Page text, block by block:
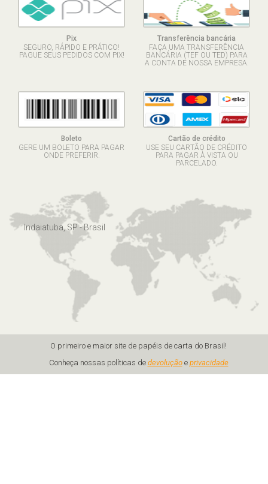
Pix
SEGURO, RÁPIDO E PRÁTICO!
PAGUE SEUS PEDIDOS COM PIX!
Transferência bancária
FAÇA UMA TRANSFERÊNCIA
BANCÁRIA (TEF OU TED) PARA
A CONTA DE NOSSA EMPRESA.
Boleto
GERE UM BOLETO PARA PAGAR
ONDE PREFERIR.
Cartão de crédito
USE SEU CARTÃO DE CRÉDITO
PARA PAGAR À VISTA OU
PARCELADO.
Indaiatuba, SP - Brasil
O primeiro e maior site de papéis de carta do Brasil!
Conheça nossas políticas de devoluçãoe privacidade